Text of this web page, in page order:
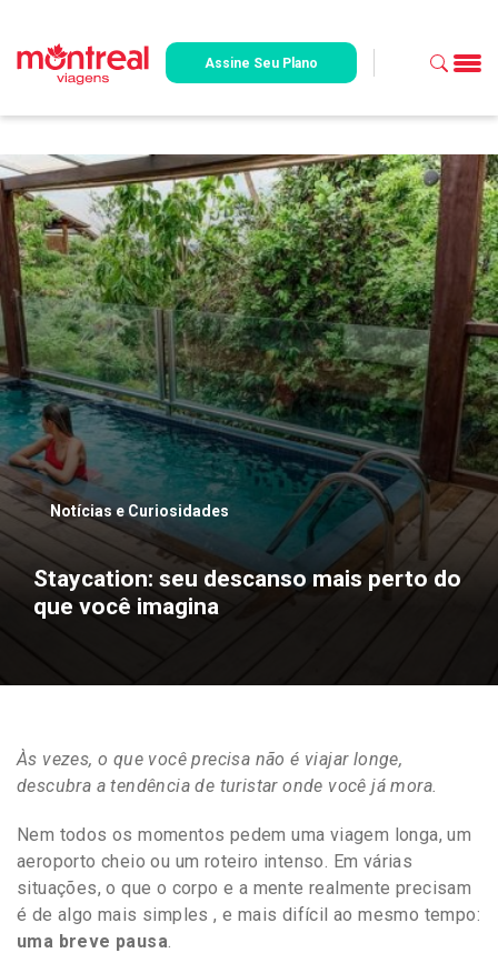
Assine Seu Plano
Notícias e Curiosidades
Staycation: seu descanso mais perto do
que você imagina
Às vezes, o que você precisa não é viajar longe,
descubra a tendência de turistar onde você já mora.
Nem todos os momentos pedem uma viagem longa, um
aeroporto cheio ou um roteiro intenso. Em várias
situações, o que o corpo e a mente realmente precisam
é de algo mais simples , e mais difícil ao mesmo tempo:
uma breve pausa